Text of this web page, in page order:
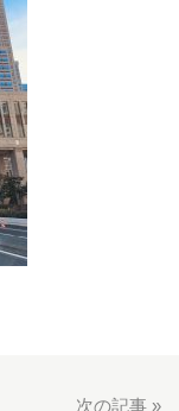
次の記事 »